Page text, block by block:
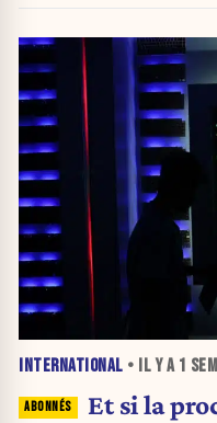
INTERNATIONAL • IL Y A 1
Et si la